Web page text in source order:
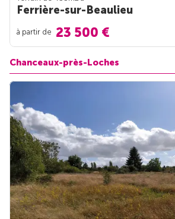
Ferrière-sur-Beaulieu
à partir de 23 500 €
Chanceaux-près-Loches